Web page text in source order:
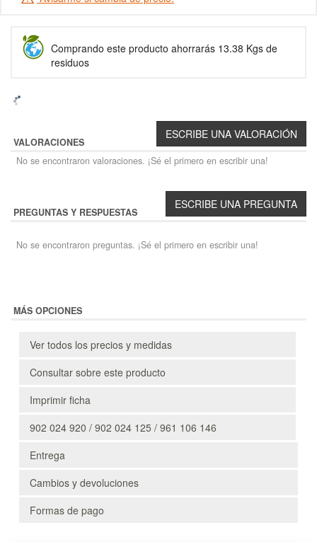
Comprando este producto ahorrarás 13.38 Kgs de
residuos
VALORACIONES
No se encontraron valoraciones. ¡Sé el primero en escribir una!
PREGUNTAS Y RESPUESTAS
No se encontraron preguntas. ¡Sé el primero en escribir una!
MÁS OPCIONES
Ver todos los precios y medidas
Consultar sobre este producto
Imprimir ficha
902 024 920 / 902 024 125 / 961 106 146
Entrega
Cambios y devoluciones
Formas de pago